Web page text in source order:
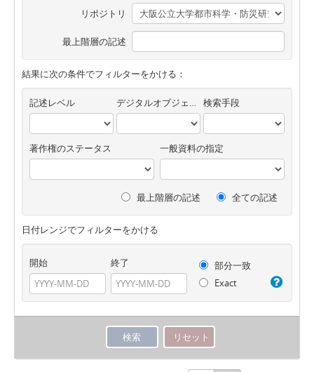
リポジトリ
最上階層の記述
結果に次の条件でフィルターをかける：
記述レベル デジタルオブジェクトの有無 検索手段
著作権のステータス 一般資料の指定
最上階層の記述 全ての記述
日付レンジでフィルターをかける
開始 終了
部分一致
Exact